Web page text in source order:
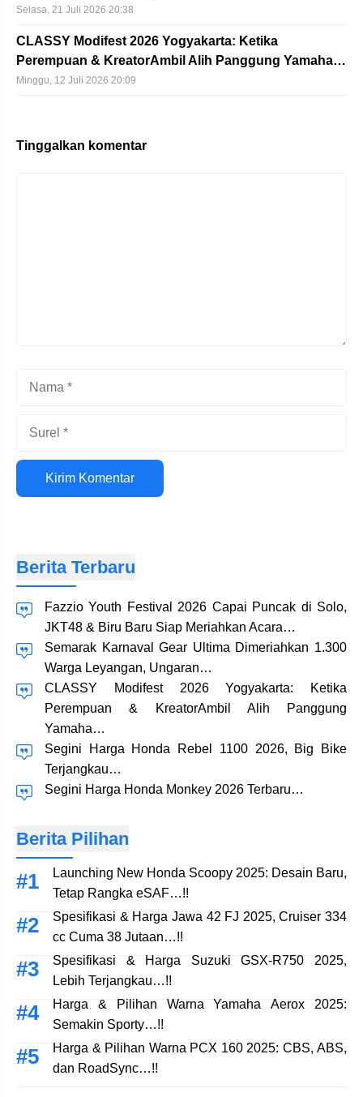
Selasa, 21 Juli 2026 20:38
CLASSY Modifest 2026 Yogyakarta: Ketika
Perempuan & KreatorAmbil Alih Panggung Yamaha…
Minggu, 12 Juli 2026 20:09
Tinggalkan komentar
Situs
web
Berita Terbaru
Fazzio Youth Festival 2026 Capai Puncak di Solo,
JKT48 & Biru Baru Siap Meriahkan Acara…
Semarak Karnaval Gear Ultima Dimeriahkan 1.300
Warga Leyangan, Ungaran…
CLASSY Modifest 2026 Yogyakarta: Ketika
Perempuan & KreatorAmbil Alih Panggung
Yamaha…
Segini Harga Honda Rebel 1100 2026, Big Bike
Terjangkau…
Segini Harga Honda Monkey 2026 Terbaru…
Berita Pilihan
Launching New Honda Scoopy 2025: Desain Baru,
Tetap Rangka eSAF…!!
Spesifikasi & Harga Jawa 42 FJ 2025, Cruiser 334
cc Cuma 38 Jutaan…!!
Spesifikasi & Harga Suzuki GSX-R750 2025,
Lebih Terjangkau…!!
Harga & Pilihan Warna Yamaha Aerox 2025:
Semakin Sporty…!!
Harga & Pilihan Warna PCX 160 2025: CBS, ABS,
dan RoadSync…!!